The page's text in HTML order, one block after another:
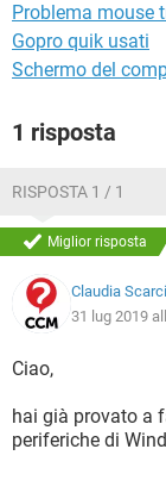
Problema mouse
Gopro quik usati
Schermo del
1 risposta
RISPOSTA 1 / 1
Miglior risposta
Claudia
31 lug 2019
Ciao,
hai già provato a
periferiche di